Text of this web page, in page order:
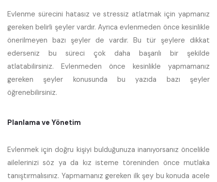
Evlenme sürecini hatasız ve stressiz atlatmak için yapmanız
gereken belirli şeyler vardır. Ayrıca evlenmeden önce kesinlikle
önerilmeyen bazı şeyler de vardır. Bu tür şeylere dikkat
ederseniz bu süreci çok daha başarılı bir şekilde
atlatabilirsiniz. Evlenmeden önce kesinlikle yapmamanız
gereken şeyler konusunda bu yazıda bazı şeyler
öğrenebilirsiniz.
Planlama ve Yönetim
Evlenmek için doğru kişiyi bulduğunuza inanıyorsanız öncelikle
ailelerinizi söz ya da kız isteme töreninden önce mutlaka
tanıştırmalısınız. Yapmamanız gereken ilk şey bu konuda acele